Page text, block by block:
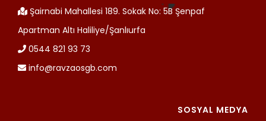
Şairnabi Mahallesi 189. Sokak No: 5B Şenpaf
Apartman Altı Haliliye/Şanlıurfa
0544 821 93 73
info@ravzaosgb.com
SOSYAL MEDYA